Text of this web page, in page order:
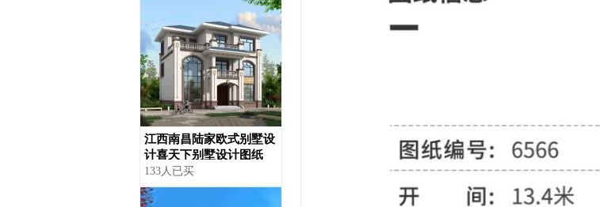
江西南昌陆家欧式别墅设
计喜天下别墅设计图纸
133人已买